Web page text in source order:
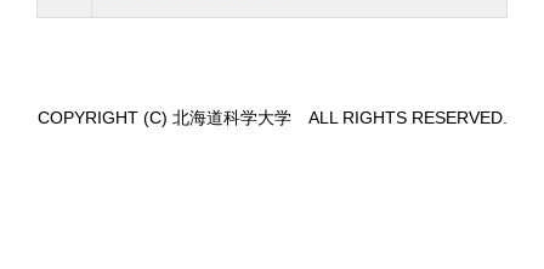
COPYRIGHT (C) 北海道科学大学 ALL RIGHTS RESERVED.